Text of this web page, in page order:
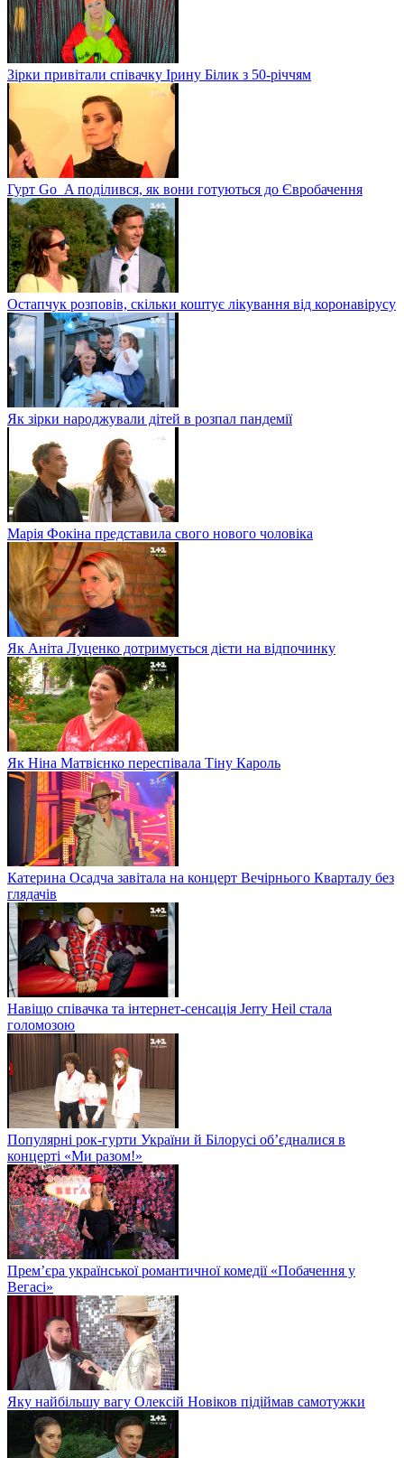
Зірки привітали співачку Ірину Білик з 50-річчям
Гурт Go_A поділився, як вони готуються до Євробачення
Остапчук розповів, скільки коштує лікування від коронавірусу
Як зірки народжували дітей в розпал пандемії
Марія Фокіна представила свого нового чоловіка
Як Аніта Луценко дотримується дієти на відпочинку
Як Ніна Матвієнко переспівала Тіну Кароль
Катерина Осадча завітала на концерт Вечірнього Кварталу без
глядачів
Навіщо співачка та інтернет-сенсація Jerry Heil стала
голомозою
Популярні рок-гурти України й Білорусі об’єдналися в
концерті «Ми разом!»
Прем’єра української романтичної комедії «Побачення у
Вегасі»
Яку найбільшу вагу Олексій Новіков підіймав самотужки